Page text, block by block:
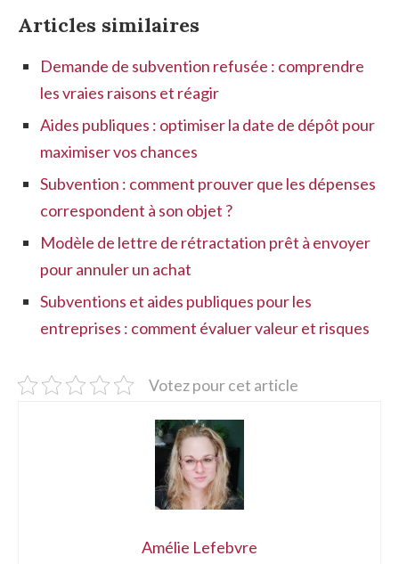
Articles similaires
Demande de subvention refusée : comprendre
les vraies raisons et réagir
Aides publiques : optimiser la date de dépôt pour
maximiser vos chances
Subvention : comment prouver que les dépenses
correspondent à son objet ?
Modèle de lettre de rétractation prêt à envoyer
pour annuler un achat
Subventions et aides publiques pour les
entreprises : comment évaluer valeur et risques
Votez pour cet article
Amélie Lefebvre